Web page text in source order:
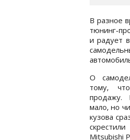
В разное
тюнинг-
и радует
О
тому,
мало, но
кузова
Mitsubishi